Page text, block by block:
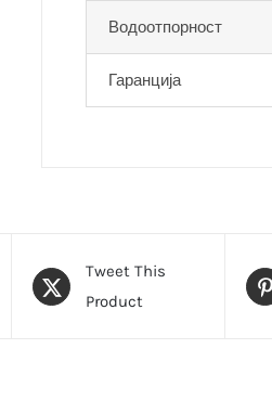
Водоотпорност
Гаранција
Tweet This
Product